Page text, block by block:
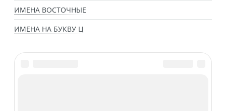
ИМЕНА ВОСТОЧНЫЕ
ИМЕНА НА БУКВУ Ц